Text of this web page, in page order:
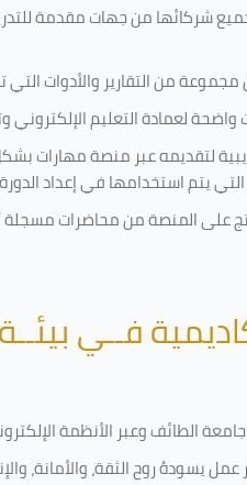
شركائها من جهات مقدمة
من التقارير والأدوات التي
لعمادة التعليم الإلكتروني
لتقديمه عبر منصة مهارات
التي يتم استخدامها في إعداد
على المنصة من محاضرات
فــي
جامعة الطائف وعبر الأنظمة
يسودهُ روح الثقة، والأمانة،